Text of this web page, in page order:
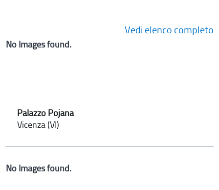
Vedi elenco completo
No Images found.
Palazzo Pojana
Vicenza (VI)
No Images found.